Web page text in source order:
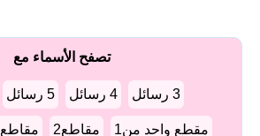
تصفح الأسماء مع
3 رسائل 4 رسائل 5 رسائل
مقطع واحد من1 مقاطع2 مقاطع3